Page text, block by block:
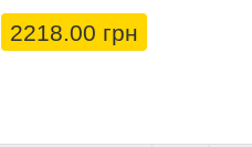
2218.00 грн